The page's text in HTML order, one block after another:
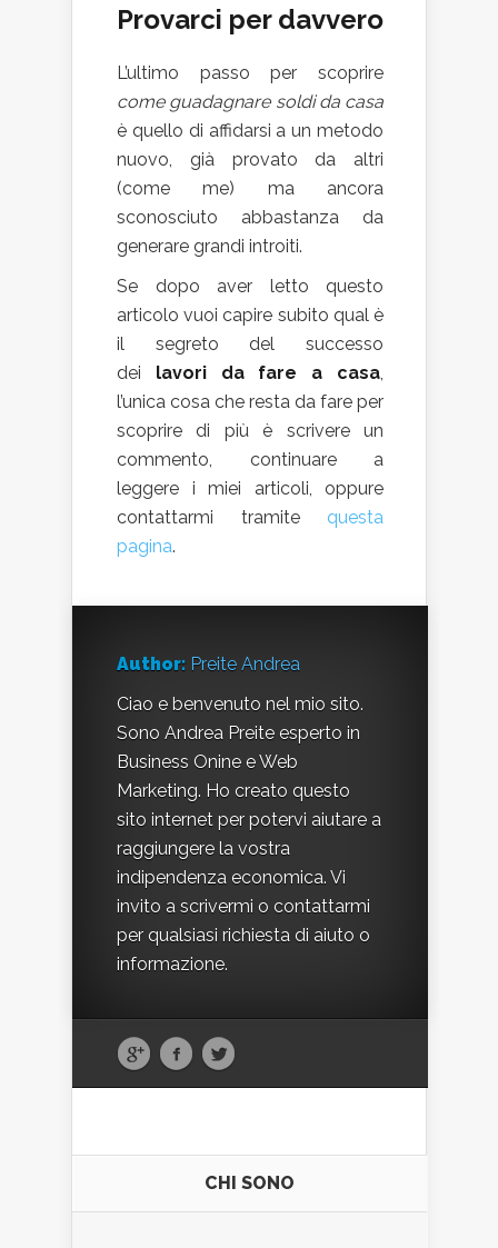
Provarci per davvero
L’ultimo passo per scoprire
come guadagnare soldi da casa
è quello di affidarsi a un metodo
nuovo, già provato da altri
(come me) ma ancora
sconosciuto abbastanza da
generare grandi introiti.
Se dopo aver letto questo
articolo vuoi capire subito qual è
il segreto del successo
dei lavori da fare a casa,
l’unica cosa che resta da fare per
scoprire di più è scrivere un
commento, continuare a
leggere i miei articoli, oppure
contattarmi tramite questa
pagina.
Author: Preite Andrea
Ciao e benvenuto nel mio sito.
Sono Andrea Preite esperto in
Business Onine e Web
Marketing. Ho creato questo
sito internet per potervi aiutare a
raggiungere la vostra
indipendenza economica. Vi
invito a scrivermi o contattarmi
per qualsiasi richiesta di aiuto o
informazione.
CHI SONO